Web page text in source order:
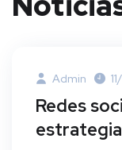
Admin
Redes